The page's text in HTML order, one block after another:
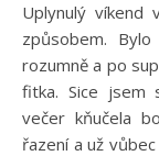
Uplynulý víkend v Aši byl výživný, ale jen tím pozitivním
způsobem.
rozumně a po
fitka. Sice jsem
večer kňučela
řazení a už